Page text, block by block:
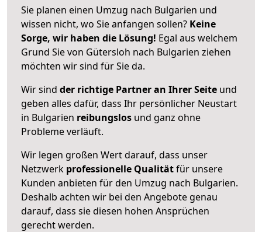
Sie planen einen Umzug nach Bulgarien und
wissen nicht, wo Sie anfangen sollen? Keine
Sorge, wir haben die Lösung! Egal aus welchem
Grund Sie von Gütersloh nach Bulgarien ziehen
möchten wir sind für Sie da.
Wir sind der richtige Partner an Ihrer Seite und
geben alles dafür, dass Ihr persönlicher Neustart
in Bulgarien reibungslos und ganz ohne
Probleme verläuft.
Wir legen großen Wert darauf, dass unser
Netzwerk professionelle Qualitätfür unsere
Kunden anbieten für den Umzug nach Bulgarien.
Deshalb achten wir bei den Angebote genau
darauf, dass sie diesen hohen Ansprüchen
gerecht werden.